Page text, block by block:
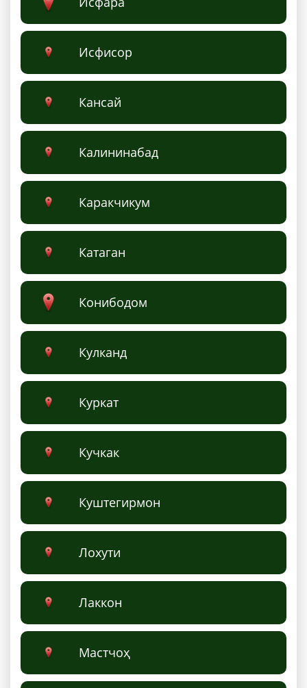
Исфисор
Кaнсaй
Калининабад
Каракчикум
Катаган
Конибодом
Кулканд
Куркат
Кучкак
Куштегирмон
Лoхути
Лаккон
Мастчоҳ